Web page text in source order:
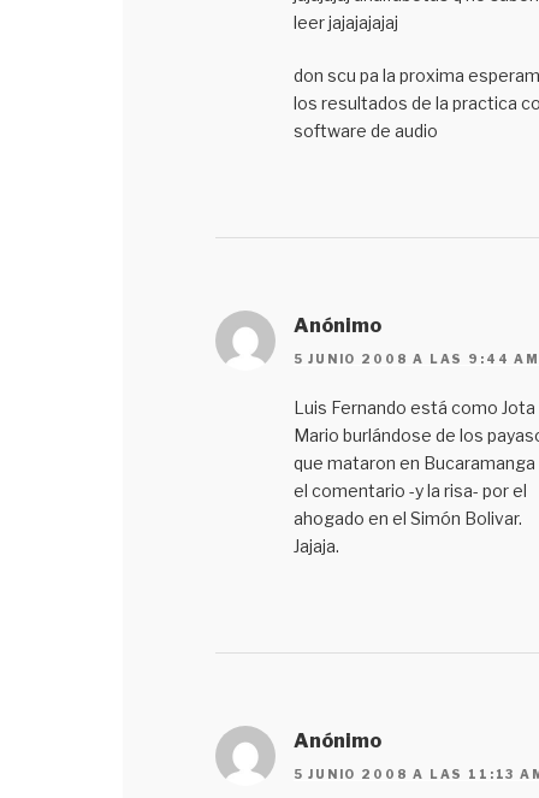
leer jajajajajaj
don scu pa la proxima
los resultados de la practica
software de audio
Anónimo
5 JUNIO 2008 A LAS 9:44 AM
Luis Fernando está como Jota
Mario burlándose de los
que mataron en Bucaramanga
el comentario -y la risa- por el
ahogado en el Simón Bolivar.
Jajaja.
Anónimo
5 JUNIO 2008 A LAS 11:13